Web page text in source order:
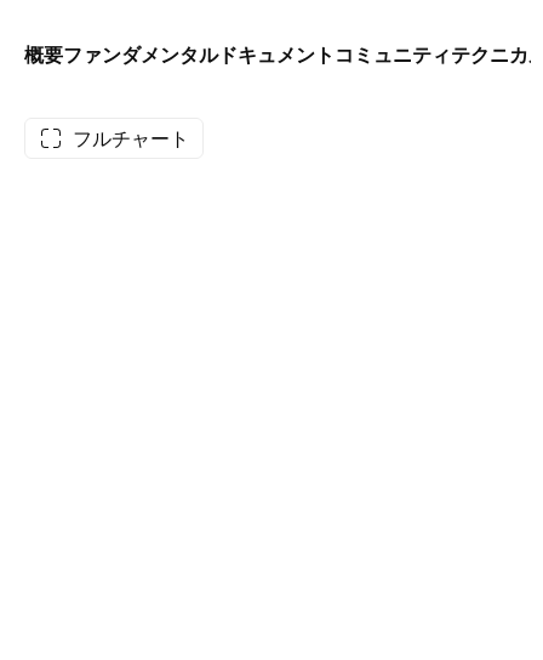
概要ファンダメンタルドキュメント コミュニティテクニカ
フルチャート